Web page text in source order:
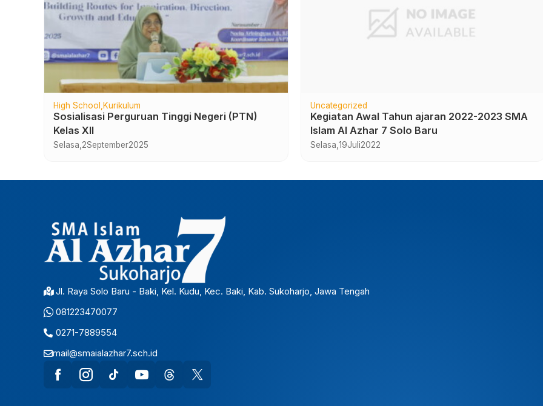
Uncategorized
SMA ISLAM AL AZHAR 7 SOLO BARU MASUK
DALAM TOP 1000 LTMPT
Selasa, 5Januari2021
Keagamaan
Selamat Idul Adha 1445 H
Selasa,18 Juni 2024
Jl. Raya Solo Baru - Baki, Kel. Kudu, Kec. Baki, Kab. Sukoharjo, Jawa Tengah
081223470077
0271-7889554
mail@smaialazhar7.sch.id